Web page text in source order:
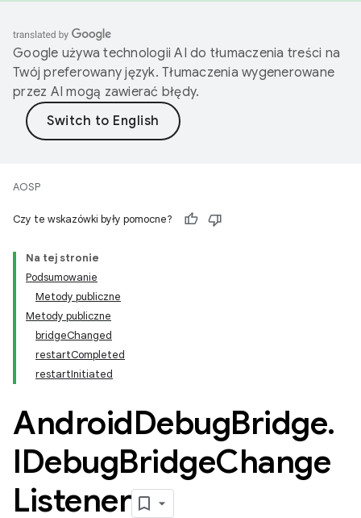
Google używa technologii AI do tłumaczenia treści na
Twój preferowany język. Tłumaczenia wygenerowane
przez AI mogą zawierać błędy.
AOSP
Czy te wskazówki były pomocne?
Na tej stronie
Podsumowanie
Metody publiczne
Metody publiczne
bridgeChanged
restartCompleted
restartInitiated
AndroidDebugBridge.
IDebugBridgeChange
Listener